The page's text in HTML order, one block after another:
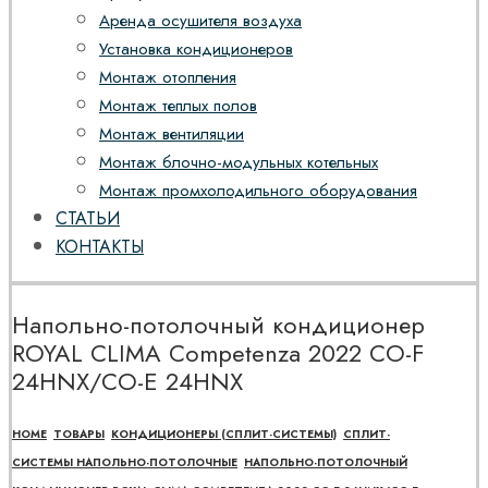
Аренда осушителя воздуха
Установка кондиционеров
Монтаж отопления
Монтаж теплых полов
Монтаж вентиляции
Монтаж блочно-модульных котельных
Монтаж промхолодильного оборудования
СТАТЬИ
КОНТАКТЫ
Напольно-потолочный кондиционер
ROYAL CLIMA Competenza 2022 CO-F
24HNX/CO-E 24HNX
HOME ТОВАРЫ КОНДИЦИОНЕРЫ (СПЛИТ-СИСТЕМЫ) СПЛИТ-
СИСТЕМЫ НАПОЛЬНО-ПОТОЛОЧНЫЕ НАПОЛЬНО-ПОТОЛОЧНЫЙ